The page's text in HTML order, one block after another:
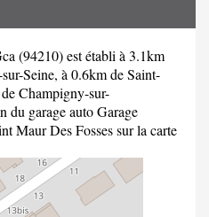
(94210) est établi à 3.1km
Seine, à 0.6km de Saint-
Champigny-sur-
du garage auto Garage
Maur Des Fosses sur la carte